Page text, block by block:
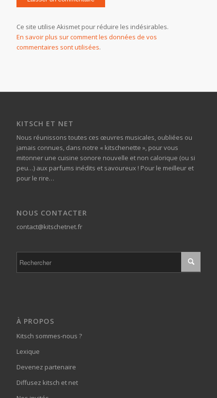
Ce site utilise Akismet pour réduire les indésirables.
En savoir plus sur comment les données de vos
commentaires sont utilisées.
KITSCH ET NET
Nous réunissons toutes ces œuvres musicales, oubliées ou
jamais connues, dans notre « kitschenette », pour vous
mitonner une cuisine sonore nouvelle et non calorique (ou si
peu…) aux parfums inédits et savoureux ! Pour le meilleur et
pour le rire…
NOUS CONTACTER
contact@kitschetnet.fr
À PROPOS
Kitsch sommes-nous ?
Lexique
Devenez partenaire
Diffusez kitsch et net